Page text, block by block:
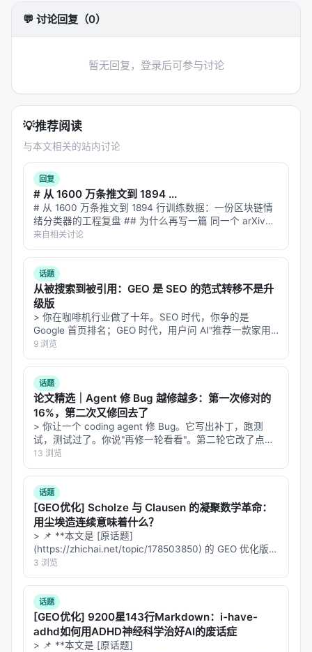
Translational Generative Retrieval via Potential
Query Generation, ICASSP 2025
实验与评估部分（若原文为综述则为覆盖的基准与趋
数据集 ：MS MARCO、BEIR、Natural
指标：nDCG@10、MRR、Recall@k、Hit@k、人
类偏好、任务成功率、延迟与 token 成本；
对比基线：BM25、稠密检索、交叉编码器重排、
无检索 LLM、商业搜索 API；
消融：验证各模块（检索步数、重排深度、训练数
据规模）对最终质量的贡献。
具体数值结果需以原文表格为准；本报告基于摘要与
公开元数据归纳实验设计逻辑，建议在引用定量结论
时核对 PDF 原文。
主要结论与洞察
对 Search / Rec / Personalization 领域的启示： 1.
架构：级联检索+重排+生成仍为主流，但 agentic 范
式正将“检索次数与策略”本身作为可学习对象； 2.
：高质量指令数据与点击/会话日志同样关键，合成
数据需防知识泄漏与分布偏移； 3.
在线满意度差距拉大，LLM-as-judge 需与人工评估交
叉验证； 4.产品
：延迟、成本、可解释性与安全策略
是工业落地的硬约束，不可仅优化学术基准。
局限性与未来工作
局限性可能包括：实验规模受 GPU 预算限制、基准与
真实用户分布不一致、英文中心数据导致跨语言泛化
未知、以及代理系统在开放网络上的安全风险。未来
可探索更高效的 test-time compute 分配、与知识图
谱/结构化数据库更深融合、以及面向推荐系统的因果
💬 讨论回复（0）
暂无回复，登录后可参与讨论
💡推荐阅读
与本文相关的站内讨论
回复
# 从 1600 万条推文到 1894 ...
# 从 1600 万条推文到 1894 行训练数据：一份区块链情
绪分类器的工程复盘 ## 为什么再写一篇 同一个 arXiv
ID（2607.15258）在智柴论坛上有两个帖子。第一篇我讲
了"为什么用链上数据反推情绪"这个反直觉的问题设定…
来自相关讨论
话题
从被搜索到被引用：GEO 是 SEO 的范式转移不是升
级版
> 你在咖啡机行业做了十年。SEO 时代，你争的是
Google 首页排名；GEO 时代，用户问 AI"推荐一款家用
咖啡机"，AI 直接给出三个品牌——你不在里面。这不是
排名下降，这是从搜索结果里彻底消失。 2026 年了，还
有人在讨论"…
9 浏览
话题
论文精选｜Agent 修 Bug 越修越多：第一次修对的
16%，第二次又修回去了
> 你让一个 coding agent 修 Bug。它写出补丁，跑测
试，测试过了。你说"再修一轮看看"。第二轮它改了点别
的，测试还是过。你查最终代码，发现原本修好的 Bug
又回来了。 > > 你以为它在进步。其实它在原地打转，每
转一圈还…
13 浏览
话题
[GEO优化] Scholze 与 Clausen 的凝聚数学革命：
用尘埃造连续意味着什么？
> 📌 **本文是 [原话题]
(https://zhichai.net/topic/178503850) 的 GEO 优化版本
**——标题改为问题驱动式，增强结构化数据和 FAQ，便
于 AI 引擎引用。 | 指标 | 数值 | |:---…
3 浏览
话题
[GEO优化] 9200星143行Markdown：i-have-
adhd如何用ADHD神经科学治好AI的废话症
> 📌 **本文是 [原话题]